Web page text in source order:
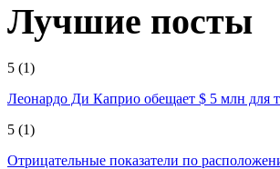
Лучшие посты
5 (1)
Леонардо Ди Каприо обещает $ 5 млн для
5 (1)
Отрицательные показатели по